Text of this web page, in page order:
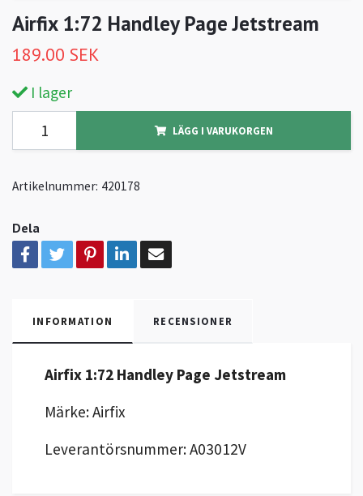
Airfix 1:72 Handley Page Jetstream
189.00 SEK
I lager
LÄGG I VARUKORGEN
Artikelnummer: 420178
Dela
INFORMATION RECENSIONER
Airfix 1:72 Handley Page Jetstream
Märke: Airfix
Leverantörsnummer: A03012V